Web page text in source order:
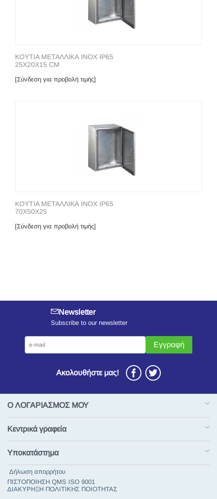
KOYTIA METAΛΛΙΚΑ INOX IP65
25X20X15 CM
[Σύνδεση για προβολή τιμής]
KOYTIA METAΛΛΙΚΑ INOX IP65
70X50X25
[Σύνδεση για προβολή τιμής]
Newsletter
Subscribe to our newsletter
Εγγραφή
Ακολουθήστε μας!
Ο ΛΟΓΑΡΙΑΣΜΟΣ ΜΟΥ
Κεντρικά γραφεία
Υποκατάστημα
Δήλωση απορρήτου
ΠΙΣΤΟΠΟΙΗΣΗ QMS ISO 9001
ΔΙΑΚΥΡΗΞΗ ΠΟΛΙΤΙΚΗΣ ΠΟΙΟΤΗΤΑΣ